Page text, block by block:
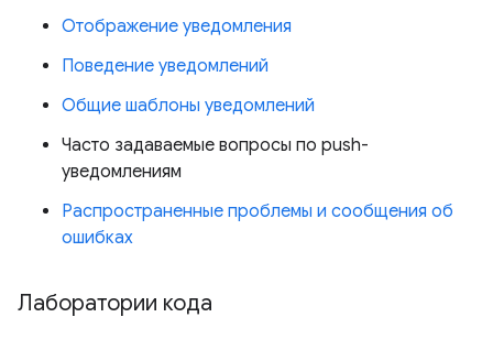
Отображение уведомления
Поведение уведомлений
Общие шаблоны уведомлений
Часто задаваемые вопросы по push-
уведомлениям
Распространенные проблемы и сообщения об
ошибках
Лаборатории кода